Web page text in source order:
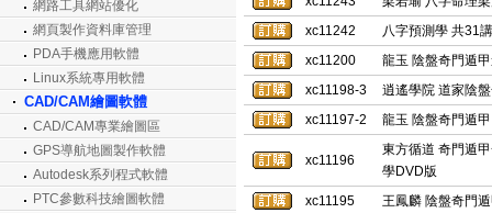
網路工具網站優化
網頁製作資料庫管理
PDA手機應用軟體
Linux系統專用軟體
CAD/CAM繪圖軟體
CAD/CAM專業繪圖區
GPS導航地圖製作軟體
Autodesk系列程式軟體
PTC參數科技繪圖軟體
xc11242
八字預測學 共31
xc11200
龍玉 陰盤奇門遁
xc11198-3
逍遙學院 道家陰
xc11197-2
龍玉 陰盤奇門遁
xc11196
東方循道 奇門遁
學DVD版
xc11195
王鳳麟 陰盤奇門